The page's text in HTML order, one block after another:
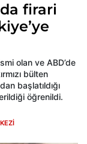
firari
olan ve ABD’de
bülten
başlatıldığı
öğrenildi.